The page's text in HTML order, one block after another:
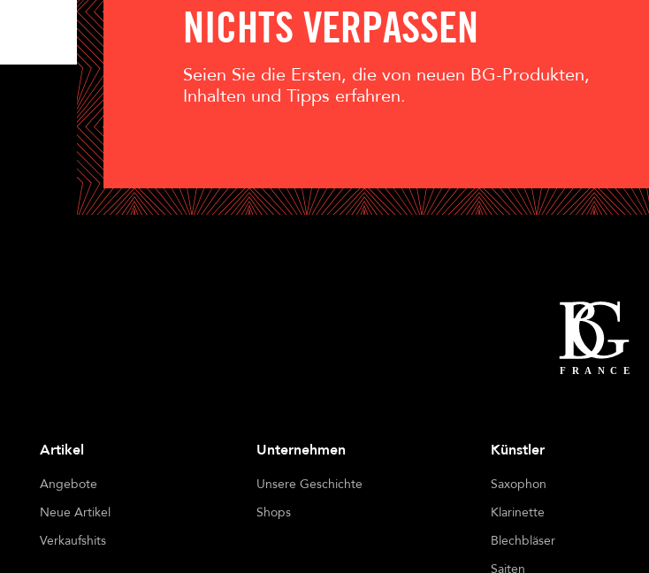
NICHTS VERPASSEN
Seien Sie die Ersten, die von neuen BG-Produkten,
Inhalten und Tipps erfahren.
Artikel
Angebote
Neue Artikel
Verkaufshits
Unternehmen
Unsere Geschichte
Shops
Künstler
Saxophon
Klarinette
Blechbläser
Saiten